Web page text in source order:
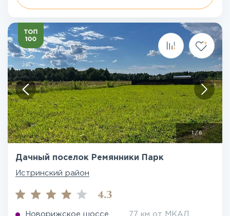
1/6
Дачный поселок Ремянники Парк
Истринский район
4.3
Новорижское шоссе 77 км от МКАД